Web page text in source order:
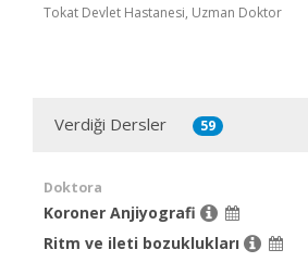
Tokat Devlet Hastanesi, Uzman Doktor
Verdiği Dersler 59
Doktora
Koroner Anjiyografi
Ritm ve ileti bozuklukları